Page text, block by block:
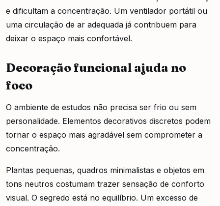
e dificultam a concentração. Um ventilador portátil ou
uma circulação de ar adequada já contribuem para
deixar o espaço mais confortável.
Decoração funcional ajuda no
foco
O ambiente de estudos não precisa ser frio ou sem
personalidade. Elementos decorativos discretos podem
tornar o espaço mais agradável sem comprometer a
concentração.
Plantas pequenas, quadros minimalistas e objetos em
tons neutros costumam trazer sensação de conforto
visual. O segredo está no equilíbrio. Um excesso de